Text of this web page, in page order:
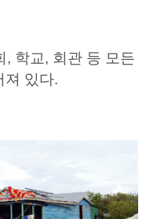
, 학교, 회관 등 모든
져 있다.